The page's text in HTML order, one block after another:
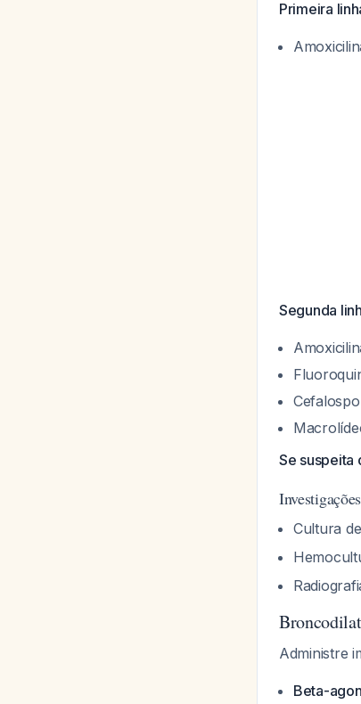
Primeira
Segunda
Se suspeita
Cultura
Administre
Beta-